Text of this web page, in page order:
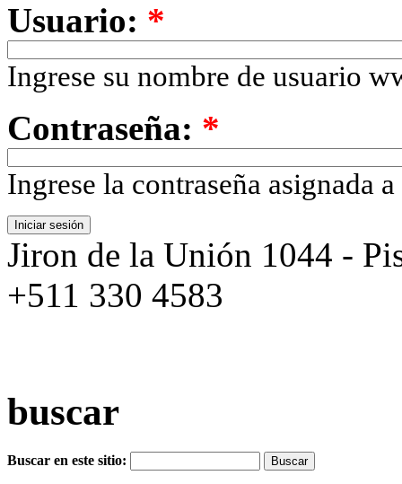
Usuario: *
Ingrese su nombre de usuario
Contraseña: *
Ingrese la contraseña asignada
Jiron de la Unión 1044 -
+511 330 4583
buscar
Buscar en este sitio: